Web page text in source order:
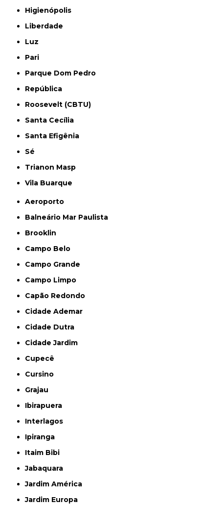
Higienópolis
Liberdade
Luz
Pari
Parque Dom Pedro
República
Roosevelt (CBTU)
Santa Cecília
Santa Efigênia
Sé
Trianon Masp
Vila Buarque
Aeroporto
Balneário Mar Paulista
Brooklin
Campo Belo
Campo Grande
Campo Limpo
Capão Redondo
Cidade Ademar
Cidade Dutra
Cidade Jardim
Cupecê
Cursino
Grajau
Ibirapuera
Interlagos
Ipiranga
Itaim Bibi
Jabaquara
Jardim América
Jardim Europa